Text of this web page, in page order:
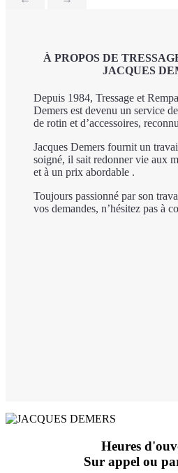
À PROPOS DE
JACQUES
Depuis 1984, Tressage et
Demers est devenu un service
de rotin et d’accessoires,
Jacques Demers fournit un
soigné, il sait redonner vie aux
et à un prix abordable .
Toujours passionné par son
vos demandes, n’hésitez pas à
Heures
Sur appel ou